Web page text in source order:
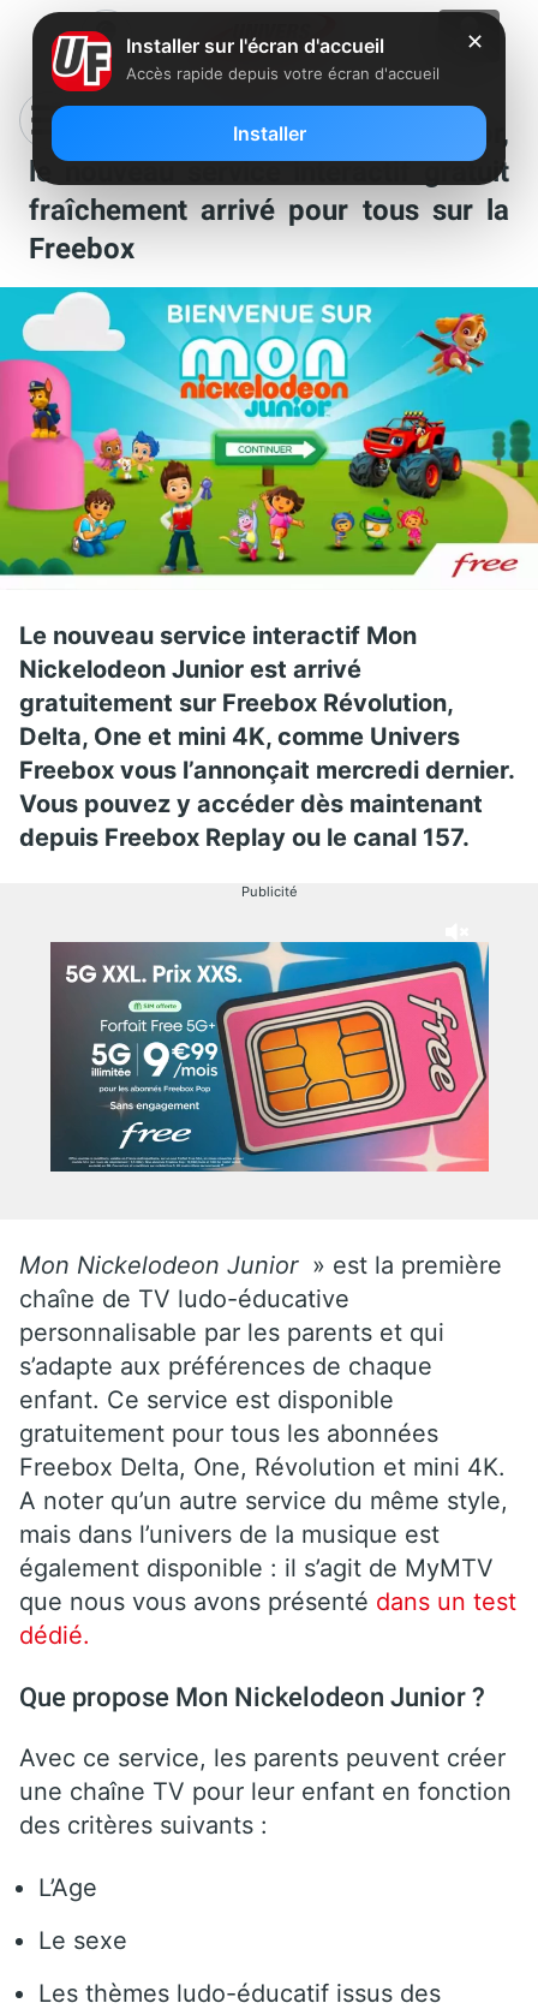
Découvrez Mon Nickelodeon Junior,
le nouveau service interactif gratuit
fraîchement arrivé pour tous sur la
Freebox
Le nouveau service interactif Mon
Nickelodeon Junior est arrivé
gratuitement sur Freebox Révolution,
Delta, One et mini 4K, comme Univers
Freebox vous l’annonçait mercredi dernier.
Vous pouvez y accéder dès maintenant
depuis Freebox Replay ou le canal 157.
Publicité
Mon Nickelodeon Junior » est la première
chaîne de TV ludo-éducative
personnalisable par les parents et qui
s’adapte aux préférences de chaque
enfant. Ce service est disponible
gratuitement pour tous les abonnées
Freebox Delta, One, Révolution et mini 4K.
A noter qu’un autre service du même style,
mais dans l’univers de la musique est
également disponible : il s’agit de MyMTV
que nous vous avons présenté dans un test
dédié.
Que propose Mon Nickelodeon Junior ?
Avec ce service, les parents peuvent créer
une chaîne TV pour leur enfant en fonction
des critères suivants :
L’Age
Le sexe
Les thèmes ludo-éducatif issus des
✕
Installer sur l'écran d'accueil
Accès rapide depuis votre écran d'accueil
Installer